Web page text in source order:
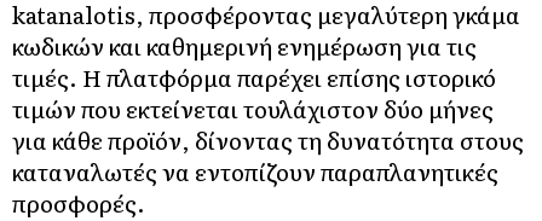
katanalotis, προσφέροντας μεγαλύτερη γκάμα
κωδικών και καθημερινή ενημέρωση για τις
τιμές. Η πλατφόρμα παρέχει επίσης ιστορικό
τιμών που εκτείνεται τουλάχιστον δύο μήνες
για κάθε προϊόν, δίνοντας τη δυνατότητα στους
καταναλωτές να εντοπίζουν παραπλανητικές
προσφορές.